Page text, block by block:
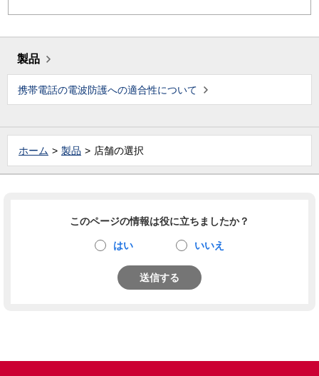
製品
携帯電話の電波防護への適合性について
ホーム 製品 店舗の選択
このページの情報は役に立ちましたか？
はい いいえ
送信する